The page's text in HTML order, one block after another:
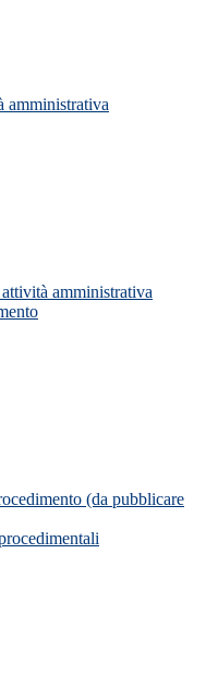
amministrativa
amministrativa
(da pubblicare